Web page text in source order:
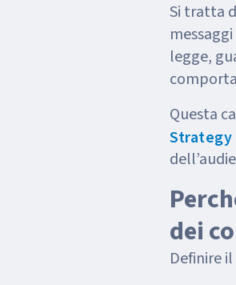
Si tratta
legge,
Questa
dei
Definire